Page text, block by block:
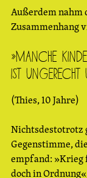
Außerdem nahm
Zusammenhang
»Manche
ist ungerecht
(Thies, 10 Jahre)
Nichtsdestotrotz
Gegenstimme,
empfand: »Krieg
doch in